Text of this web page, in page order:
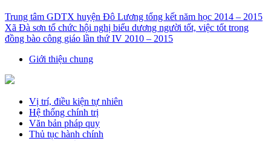
Trung tâm GDTX huyện Đô Lương tổng kết năm học 2014 – 2015
Xã Đà sơn tổ chức hội nghị biểu dương người tốt, việc tốt trong
đồng bào công giáo lần thứ IV 2010 – 2015
Giới thiệu chung
Vị trí, điều kiện tự nhiên
Hệ thống chính trị
Văn bản pháp quy
Thủ tục hành chính